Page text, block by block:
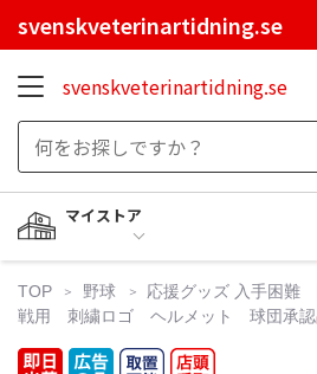
svenskveterinartidning.se
svenskveterinartidning.se
マイストア
TOP 野球 応援グッズ 入手困難
戦用 刺繍ロゴ ヘルメット 球団承認